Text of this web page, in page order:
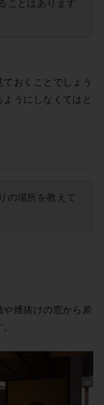
ことはあります
おくことでしょう
うにしなくてはと
の場所を教えて
煙抜けの窓から差